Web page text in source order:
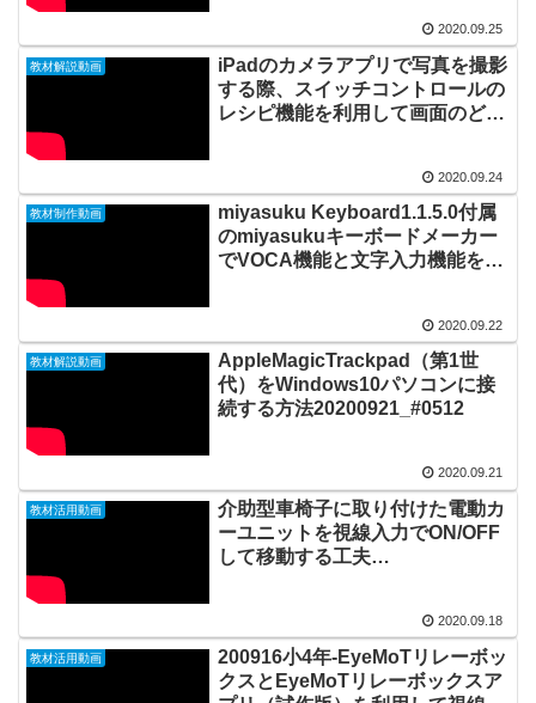
2020.09.25
教材解説動画
iPadのカメラアプリで写真を撮影
する際、スイッチコントロールの
レシピ機能を利用して画面のどこ
2020.09.24
教材制作動画
miyasuku Keyboard1.1.5.0付属
のmiyasukuキーボードメーカー
でVOCA機能と文字入力機能をも
2020.09.22
教材解説動画
AppleMagicTrackpad（第1世
代）をWindows10パソコンに接
続する方法20200921_#0512
2020.09.21
教材活用動画
介助型車椅子に取り付けた電動カ
ーユニットを視線入力でON/OFF
して移動する工夫
2020.09.18
教材活用動画
200916小4年-EyeMoTリレーボッ
クスとEyeMoTリレーボックスア